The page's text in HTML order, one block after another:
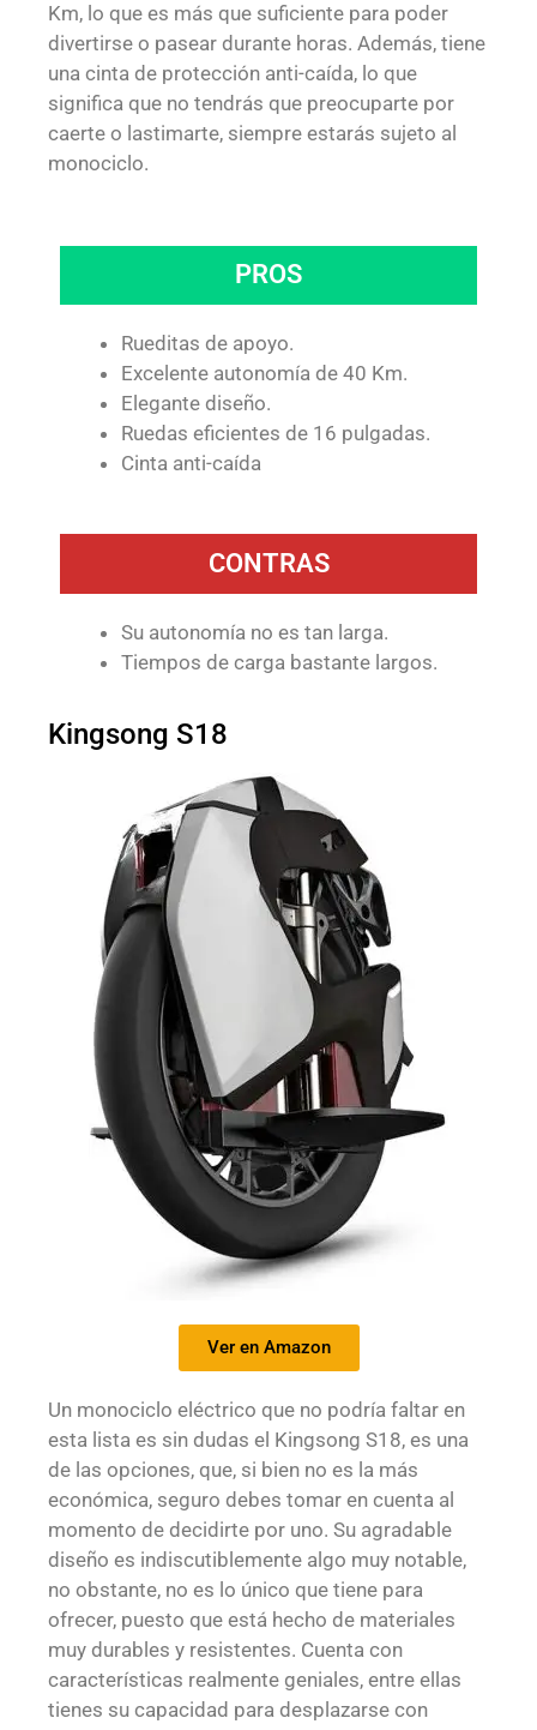
Km, lo que es más que suficiente para poder
divertirse o pasear durante horas. Además, tiene
una cinta de protección anti-caída, lo que
significa que no tendrás que preocuparte por
caerte o lastimarte, siempre estarás sujeto al
monociclo.
PROS
Rueditas de apoyo.
Excelente autonomía de 40 Km.
Elegante diseño.
Ruedas eficientes de 16 pulgadas.
Cinta anti-caída
CONTRAS
Su autonomía no es tan larga.
Tiempos de carga bastante largos.
Kingsong S18
Ver en Amazon
Un monociclo eléctrico que no podría faltar en
esta lista es sin dudas el Kingsong S18, es una
de las opciones, que, si bien no es la más
económica, seguro debes tomar en cuenta al
momento de decidirte por uno. Su agradable
diseño es indiscutiblemente algo muy notable,
no obstante, no es lo único que tiene para
ofrecer, puesto que está hecho de materiales
muy durables y resistentes. Cuenta con
características realmente geniales, entre ellas
tienes su capacidad para desplazarse con